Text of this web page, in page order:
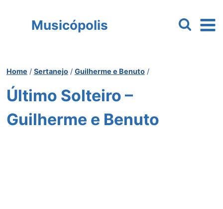
Musicópolis
Home / Sertanejo / Guilherme e Benuto /
Último Solteiro –
Guilherme e Benuto